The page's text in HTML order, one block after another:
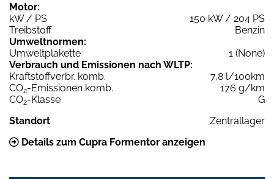
Motor:
kW / PS
150 kW / 204 PS
Treibstoff
Benzin
Umweltnormen:
Umweltplakette
1 (None)
Verbrauch und Emissionen nach WLTP:
Kraftstoffverbr. komb.
7,8 l/100km
CO2-Emissionen komb.
176 g/km
CO2-Klasse
G
Standort
Zentrallager
Details zum Cupra Formentor anzeigen